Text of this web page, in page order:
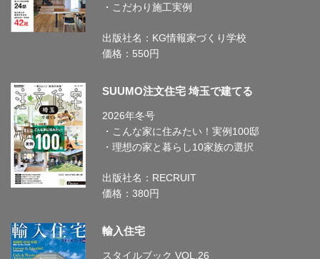
・こだわり施工実例
出版社名：KG情報家づくり学校
価格：550円
SUUMO注文住宅 埼玉で建てる
2026年冬号
・こんな家に住みたい！実例100邸
・理想の家と暮らし10家族の選択
出版社名：RECRUIT
価格：380円
輸入住宅
スタイルブック VOL.26